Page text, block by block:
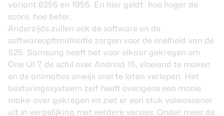
variant 6255 en 1955. En hier geldt: hoe hoger de
score, hoe beter.
Anderzijds zullen ook de software en de
softwareoptimalisatie zorgen voor de snelheid van de
S25. Samsung heeft het voor elkaar gekregen om
One UI 7, de schil over Android 15, vloeiend te maken
en de animaties onwijs snel te laten verlopen. Het
besturingssysteem zelf heeft overigens een mooie
make-over gekregen en ziet er een stuk volwassener
uit in vergelijking met eerdere versies. Onder meer de